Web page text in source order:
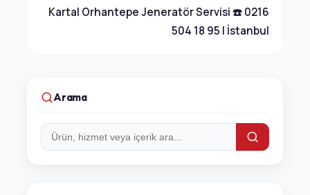
Kartal Orhantepe Jeneratör Servisi ☎️ 0216
504 18 95 | İstanbul
Arama
Arama: